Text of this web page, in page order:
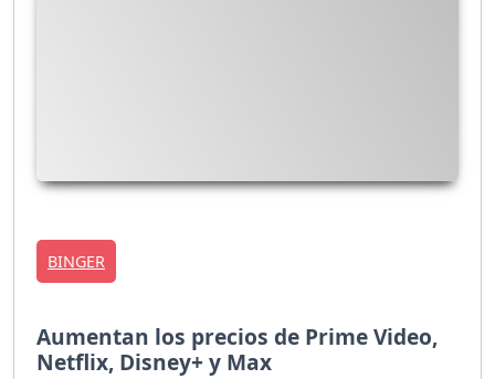
BINGER
Aumentan los precios de Prime Video,
Netflix, Disney+ y Max